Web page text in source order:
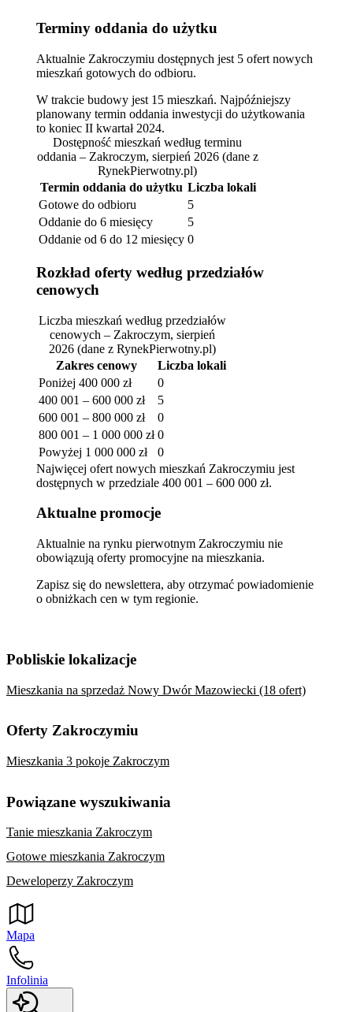
Terminy oddania do użytku
Aktualnie Zakroczymiu dostępnych jest 5 ofert nowych
mieszkań gotowych do odbioru.
W trakcie budowy jest 15 mieszkań. Najpóźniejszy
planowany termin oddania inwestycji do użytkowania
to koniec II kwartał 2024.
Dostępność mieszkań według terminu
oddania – Zakroczym, sierpień 2026 (dane z
RynekPierwotny.pl)
Termin oddania do użytku Liczba lokali
Gotowe do odbioru
5
Oddanie do 6 miesięcy
5
Oddanie od 6 do 12 miesięcy 0
Rozkład oferty według przedziałów
cenowych
Liczba mieszkań według przedziałów
cenowych – Zakroczym, sierpień
2026 (dane z RynekPierwotny.pl)
Zakres cenowy
Liczba lokali
Poniżej 400 000 zł
0
400 001 – 600 000 zł
5
600 001 – 800 000 zł
0
800 001 – 1 000 000 zł 0
Powyżej 1 000 000 zł
0
Najwięcej ofert nowych mieszkań Zakroczymiu jest
dostępnych w przedziale 400 001 – 600 000 zł.
Aktualne promocje
Aktualnie na rynku pierwotnym Zakroczymiu nie
obowiązują oferty promocyjne na mieszkania.
Zapisz się do newslettera, aby otrzymać powiadomienie
o obniżkach cen w tym regionie.
Pobliskie lokalizacje
Mieszkania na sprzedaż Nowy Dwór Mazowiecki (18 ofert)
Oferty Zakroczymiu
Mieszkania 3 pokoje Zakroczym
Powiązane wyszukiwania
Tanie mieszkania Zakroczym
Gotowe mieszkania Zakroczym
Deweloperzy Zakroczym
Mapa
Infolinia